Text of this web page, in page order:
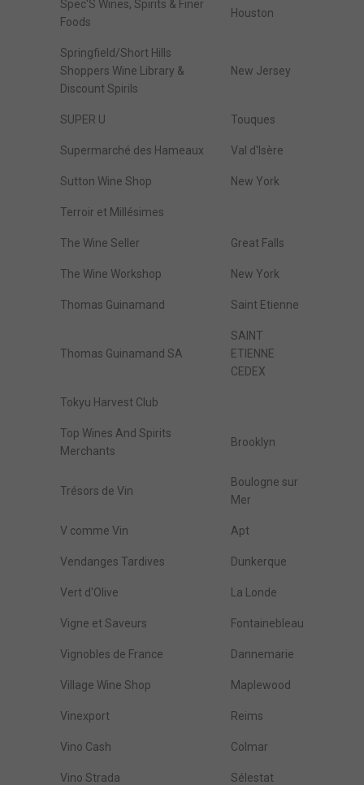
Spec'S Wines, Spirits & Finer
Foods
Houston
Springfield/Short Hills
Shoppers Wine Library &
Discount Spirils
New Jersey
SUPER U Touques
Supermarché des Hameaux Val d'Isère
Sutton Wine Shop New York
Terroir et Millésimes
The Wine Seller Great Falls
The Wine Workshop New York
Thomas Guinamand Saint Etienne
Thomas Guinamand SA
SAINT
ETIENNE
CEDEX
Tokyu Harvest Club
Top Wines And Spirits
Merchants
Brooklyn
Trésors de Vin
Boulogne sur
Mer
V comme Vin Apt
Vendanges Tardives Dunkerque
Vert d'Olive La Londe
Vigne et Saveurs Fontainebleau
Vignobles de France Dannemarie
Village Wine Shop Maplewood
Vinexport Reims
Vino Cash Colmar
Vino Strada Sélestat